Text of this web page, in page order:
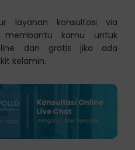
layanan konsultasi via
kamu untuk
dan gratis jika ada
kelamin.